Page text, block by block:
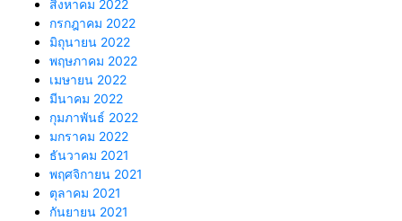
สิงหาคม 2022
กรกฎาคม 2022
มิถุนายน 2022
พฤษภาคม 2022
เมษายน 2022
มีนาคม 2022
กุมภาพันธ์ 2022
มกราคม 2022
ธันวาคม 2021
พฤศจิกายน 2021
ตุลาคม 2021
กันยายน 2021